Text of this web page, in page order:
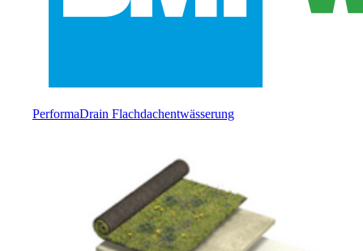
PerformaDrain Flachdachentwässerung